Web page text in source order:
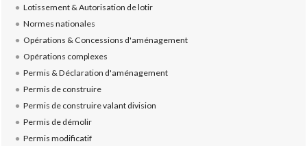
Lotissement & Autorisation de lotir
Normes nationales
Opérations & Concessions d'aménagement
Opérations complexes
Permis & Déclaration d'aménagement
Permis de construire
Permis de construire valant division
Permis de démolir
Permis modificatif